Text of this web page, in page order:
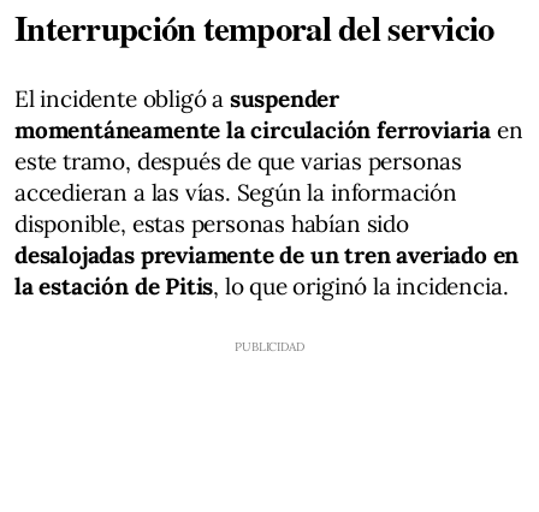
Interrupción temporal del servicio
El incidente obligó a suspender
momentáneamente la circulación ferroviaria en
este tramo, después de que varias personas
accedieran a las vías. Según la información
disponible, estas personas habían sido
desalojadas previamente de un tren averiado en
la estación de Pitis, lo que originó la incidencia.